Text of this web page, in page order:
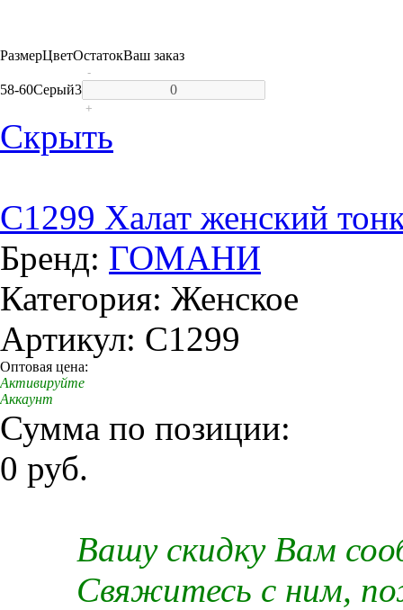
РазмерЦветОстатокВаш заказ
58-60Серый3
-
+
Скрыть
C1299 Халат женский
Бренд: ГОМАНИ
Категория: Женское
Артикул: C1299
Оптовая цена:
Активируйте
Аккаунт
Сумма по позиции:
0 руб.
Вашу скидку Вам
Свяжитесь с ним,